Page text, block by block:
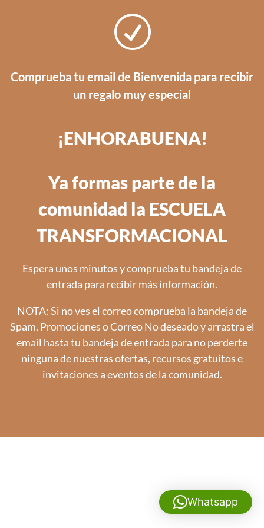
R
Comprueba tu email de Bienvenida para recibir
un regalo muy especial
¡ENHORABUENA!
Ya formas parte de la
comunidad la ESCUELA
TRANSFORMACIONAL
Espera unos minutos y comprueba tu bandeja de
entrada para recibir más información.
NOTA: Si no ves el correo comprueba la bandeja de
Spam, Promociones o Correo No deseado y arrastra el
email hasta tu bandeja de entrada para no perderte
ninguna de nuestras ofertas, recursos gratuitos e
invitaciones a eventos de la comunidad.
Whatsapp